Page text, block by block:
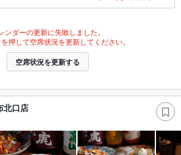
ンダーの更新に失敗しました。
押して空席状況を更新してください。
空席状況を更新する
北口店